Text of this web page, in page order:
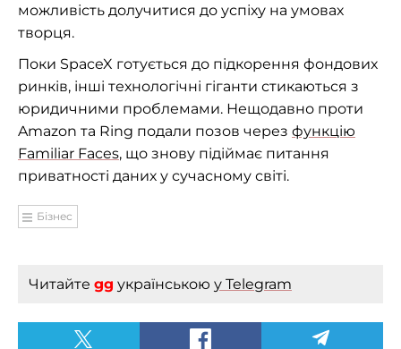
можливість долучитися до успіху на умовах
творця.
Поки SpaceX готується до підкорення фондових
ринків, інші технологічні гіганти стикаються з
юридичними проблемами. Нещодавно проти
Amazon та Ring подали позов через функцію
Familiar Faces, що знову підіймає питання
приватності даних у сучасному світі.
Бізнес
Читайте gg українською у Telegram